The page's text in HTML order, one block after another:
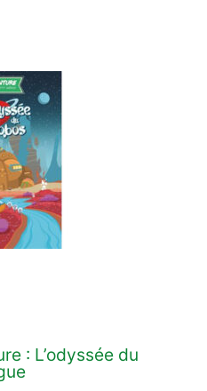
: L’odyssée du